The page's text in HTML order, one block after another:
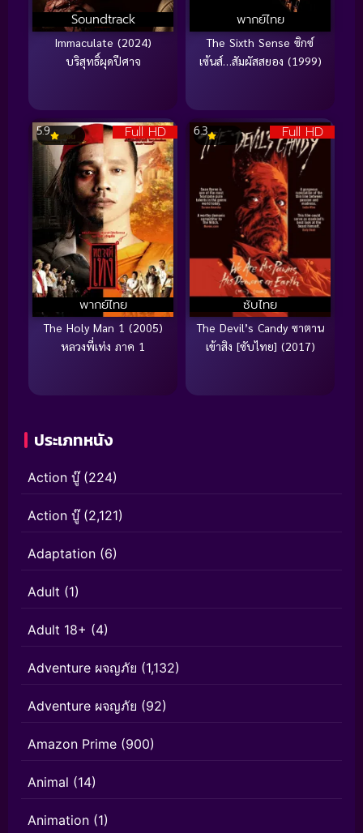
Soundtrack
Immaculate (2024)
บริสุทธิ์ผุดปีศาจ
พากย์ไทย
The Sixth Sense ซิกซ์
เซ้นส์…สัมผัสสยอง (1999)
Full HD
พากย์ไทย
5.9
The Holy Man 1 (2005)
หลวงพี่เท่ง ภาค 1
Full HD
ซับไทย
6.3
The Devil’s Candy ซาตาน
เข้าสิง [ซับไทย] (2017)
ประเภทหนัง
Action บู๊(224)
Action บู๊(2,121)
Adaptation (6)
Adult (1)
Adult 18+ (4)
Adventure ผจญภัย (1,132)
Adventure ผจญภัย (92)
Amazon Prime (900)
Animal (14)
Animation (1)